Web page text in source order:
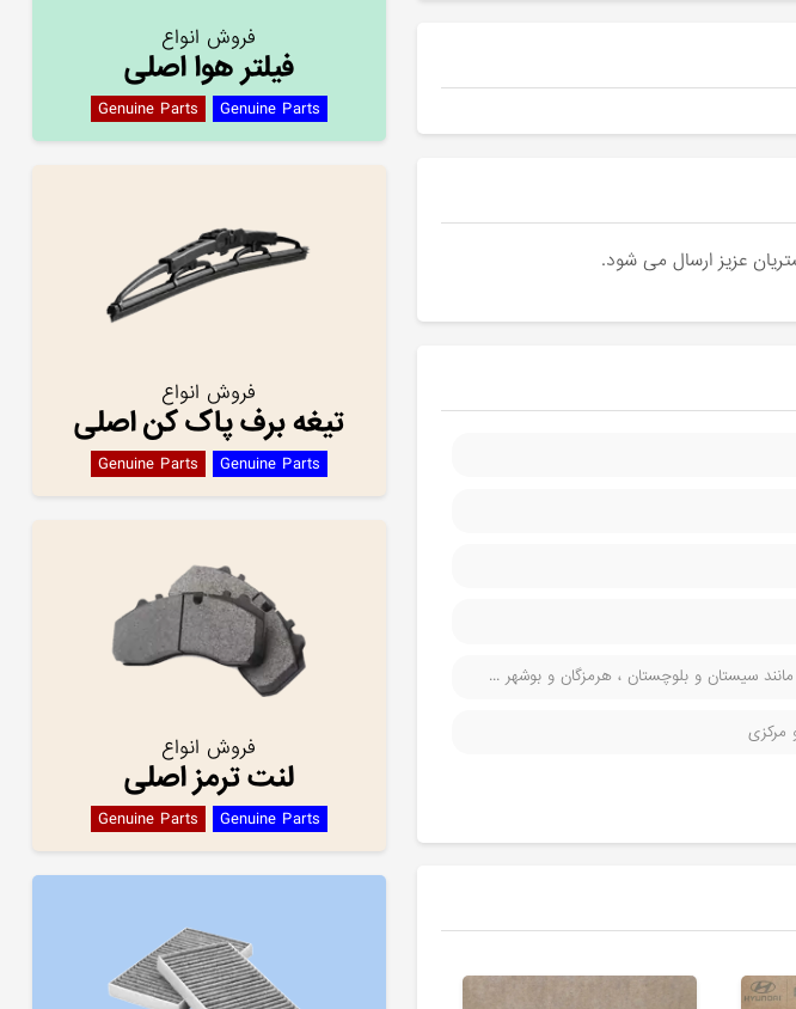
سیستان و بلوچستان ، هرمزگان و بوشهر ...
مرکزی
فروش انواع
فیلتر هوا اصلی
Genuine Parts Genuine Parts
فروش انواع
تیغه برف پاک کن اصلی
Genuine Parts Genuine Parts
فروش انواع
لنت ترمز اصلی
Genuine Parts Genuine Parts